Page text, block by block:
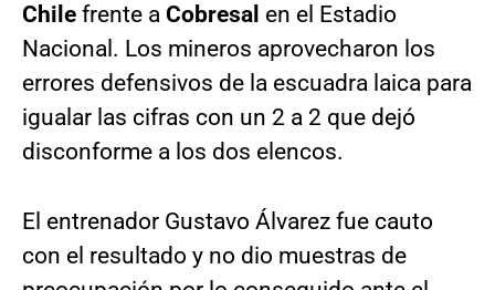
Chile frente a Cobresal en el Estadio
Nacional. Los mineros aprovecharon los
errores defensivos de la escuadra laica para
igualar las cifras con un 2 a 2 que dejó
disconforme a los dos elencos.
El entrenador Gustavo Álvarez fue cauto
con el resultado y no dio muestras de